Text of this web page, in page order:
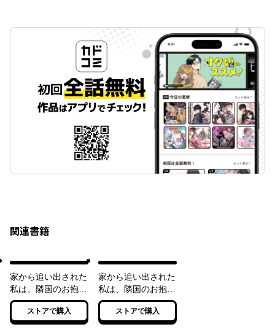
関連書籍
家から追い出された
私は、隣国のお抱え
錬金術師として、幸
せな第二の人生を送
る事にしました！
ストアで購入
家から追い出された
私は、隣国のお抱え
錬金術師として、幸
せな第二の人生を送
る事にしました！
ストアで購入